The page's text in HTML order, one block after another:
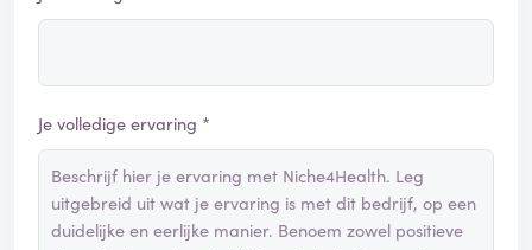
Je volledige ervaring *